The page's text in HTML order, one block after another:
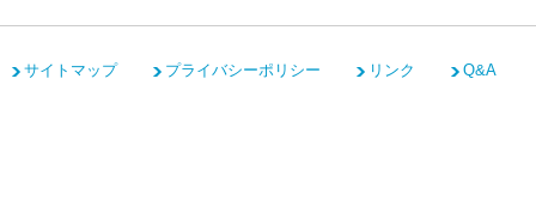
サイトマップ プライバシーポリシー リンク Q&A